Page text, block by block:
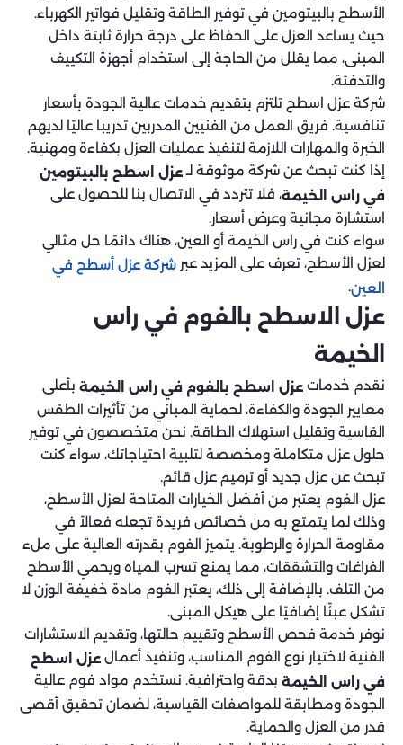
الأسطح بالبيتومين في توفير الطاقة وتقليل فواتير الكهرباء.
حيث يساعد العزل على الحفاظ على درجة حرارة ثابتة داخل
المبنى، مما يقلل من الحاجة إلى استخدام أجهزة التكييف
والتدفئة.
شركة عزل اسطح تلتزم بتقديم خدمات عالية الجودة بأسعار
تنافسية. فريق العمل من الفنيين المدربين تدريبا عاليًا لديهم
الخبرة والمهارات اللازمة لتنفيذ عمليات العزل بكفاءة ومهنية.
إذا كنت تبحث عن شركة موثوقة لـعزل اسطح بالبيتومين
في راس الخيمة، فلا تتردد في الاتصال بنا للحصول على
استشارة مجانية وعرض أسعار.
سواء كنت في راس الخيمة أو العين، هناك دائمًا حل مثالي
لعزل الأسطح، تعرف على المزيد عبر شركة عزل أسطح في
العين.
عزل الاسطح بالفوم في راس
الخيمة
نقدم خدمات عزل اسطح بالفوم في راس الخيمة بأعلى
معايير الجودة والكفاءة، لحماية المباني من تأثيرات الطقس
القاسية وتقليل استهلاك الطاقة. نحن متخصصون في توفير
حلول عزل متكاملة ومخصصة لتلبية احتياجاتك، سواء كنت
تبحث عن عزل جديد أو ترميم عزل قائم.
عزل الفوم يعتبر من أفضل الخيارات المتاحة لعزل الأسطح،
وذلك لما يتمتع به من خصائص فريدة تجعله فعالاً في
مقاومة الحرارة والرطوبة. يتميز الفوم بقدرته العالية على ملء
الفراغات والتشققات، مما يمنع تسرب المياه ويحمي الأسطح
من التلف. بالإضافة إلى ذلك، يعتبر الفوم مادة خفيفة الوزن لا
تشكل عبئًا إضافيًا على هيكل المبنى.
نوفر خدمة فحص الأسطح وتقييم حالتها، وتقديم الاستشارات
الفنية لاختيار نوع الفوم المناسب، وتنفيذ أعمال عزل اسطح
في راس الخيمة بدقة واحترافية. نستخدم مواد فوم عالية
الجودة ومطابقة للمواصفات القياسية، لضمان تحقيق أقصى
قدر من العزل والحماية.